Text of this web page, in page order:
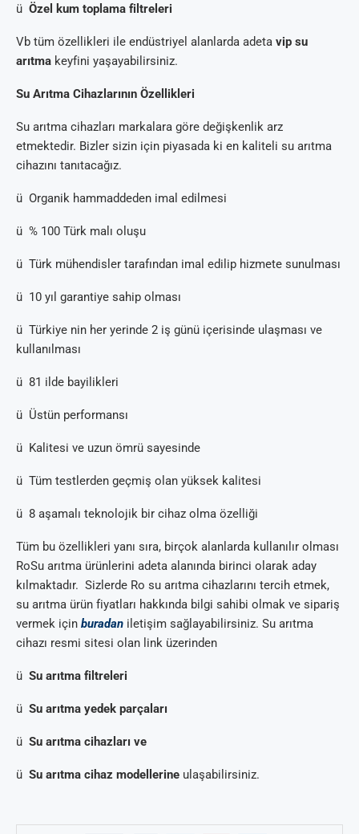
ü Özel kum toplama filtreleri
Vb tüm özellikleri ile endüstriyel alanlarda adeta vip su
arıtma keyfini yaşayabilirsiniz.
Su Arıtma Cihazlarının Özellikleri
Su arıtma cihazları markalara göre değişkenlik arz
etmektedir. Bizler sizin için piyasada ki en kaliteli su arıtma
cihazını tanıtacağız.
ü Organik hammaddeden imal edilmesi
ü % 100 Türk malı oluşu
ü Türk mühendisler tarafından imal edilip hizmete sunulması
ü 10 yıl garantiye sahip olması
ü Türkiye nin her yerinde 2 iş günü içerisinde ulaşması ve
kullanılması
ü 81 ilde bayilikleri
ü Üstün performansı
ü Kalitesi ve uzun ömrü sayesinde
ü Tüm testlerden geçmiş olan yüksek kalitesi
ü 8 aşamalı teknolojik bir cihaz olma özelliği
Tüm bu özellikleri yanı sıra, birçok alanlarda kullanılır olması
RoSu arıtma ürünlerini adeta alanında birinci olarak aday
kılmaktadır. Sizlerde Ro su arıtma cihazlarını tercih etmek,
su arıtma ürün fiyatları hakkında bilgi sahibi olmak ve sipariş
vermek için buradan iletişim sağlayabilirsiniz. Su arıtma
cihazı resmi sitesi olan link üzerinden
ü Su arıtma filtreleri
ü Su arıtma yedek parçaları
ü Su arıtma cihazları ve
ü Su arıtma cihaz modellerine ulaşabilirsiniz.